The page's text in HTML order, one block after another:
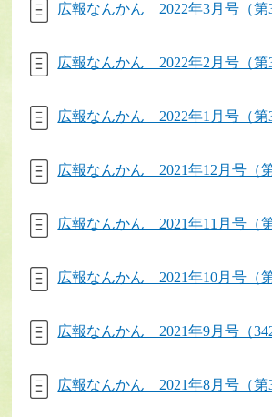
広報なんかん 2022年3月号（第
広報なんかん 2022年2月号（第
広報なんかん 2022年1月号（第
広報なんかん 2021年12月号（第
広報なんかん 2021年11月号（第
広報なんかん 2021年10月号（第
広報なんかん 2021年9月号（342
広報なんかん 2021年8月号（第